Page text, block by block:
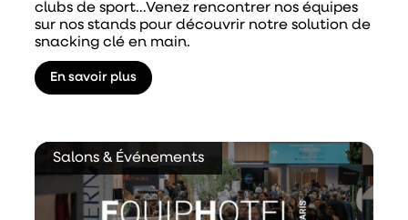
clubs de sport…Venez rencontrer nos équipes
sur nos stands pour découvrir notre solution de
snacking clé en main.
En savoir plus
Salons & Événements